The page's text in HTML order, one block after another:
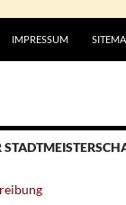
IMPRESSUM